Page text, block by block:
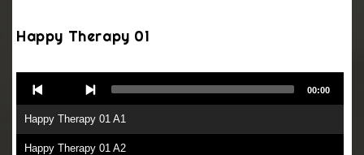
Happy Therapy 01
Player
Happy Therapy 01 A1
Happy Therapy 01 A2
00:00